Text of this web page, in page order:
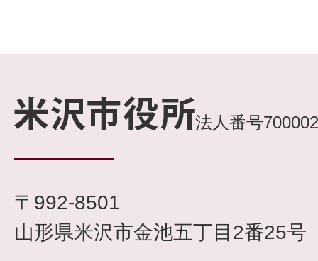
法人番号
〒992-8501
山形県米沢市金池五丁目2番25号